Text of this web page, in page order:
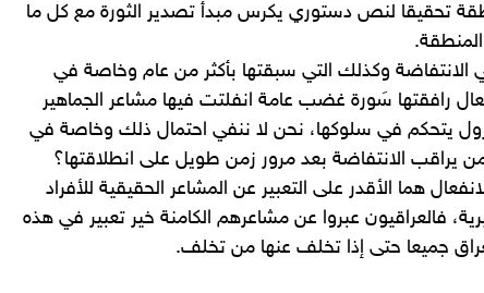
تحقيقا لنص دستوري يكرس مبدأ تصدير الثورة مع كل ما
وكذلك التي سبقتها بأكثر من عام وخاصة في
رافقتها سَورة غضب عامة انفلتت فيها مشاعر الجماهير
يتحكم في سلوكها، نحن لا ننفي احتمال ذلك وخاصة في
من يراقب الانتفاضة بعد مرور زمن طويل على انطلاقتها؟
هما الأقدر على التعبير عن المشاعر الحقيقية للأفراد
فالعراقيون عبروا عن مشاعرهم الكامنة خير تعبير في هذه
جميعا حتى إذا تخلف عنها من تخلف.